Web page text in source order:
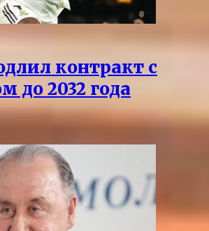
контракт с
до 2032 года